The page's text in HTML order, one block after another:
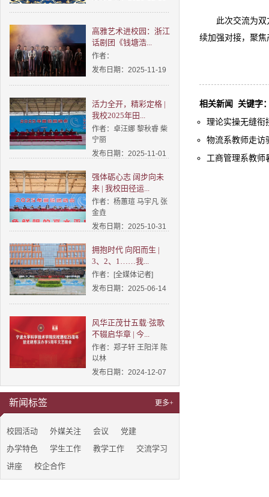
高雅艺术进校园：浙江
话剧团《钱塘浩...
作者：
发布日期：2025-11-19
活力全开，精彩定格 |
我校2025年田...
作者：卓汪娜 黎秋睿 柴
宁丽
发布日期：2025-11-01
强体砺心志 阔步向未
来 | 我校田径运...
作者：杨蕙瑄 马宇凡 张
金垚
发布日期：2025-10-31
拥抱时代 向阳而生 |
3、2、1……我...
作者：[全媒体记者]
发布日期：2025-06-14
风华正茂廿五载·弦歌
不辍启华章 | 今...
作者：郑子轩 王阳洋 陈
以林
发布日期：2024-12-07
新闻标签 更多+
校园活动 外媒关注 会议
党建
办学特色
学生工作 教学工作
交流学习
讲座
校企合作
此次交流为
续加强对接，聚
相关新闻
关键字
理论实操无缝衔
物流系教师走访
工商管理系教师